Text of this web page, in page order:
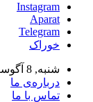
Instagram
Aparat
Telegram
خوراک
شنبه, 8 آگوست, 2026
درباره‌ی ما
تماس با ما